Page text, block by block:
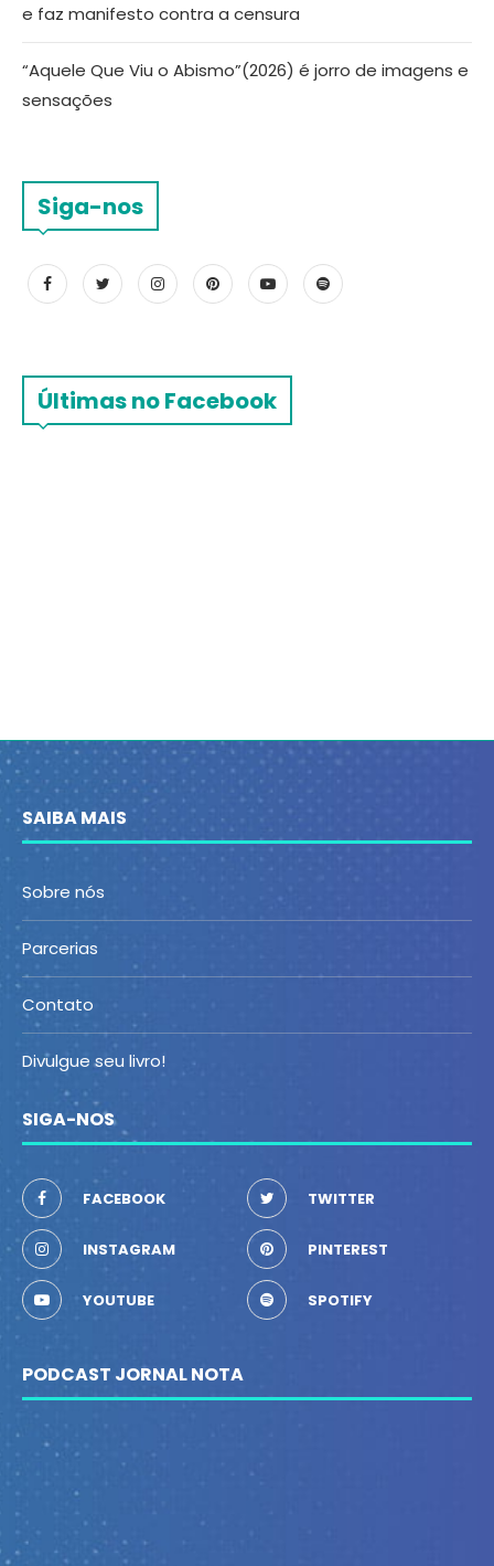
e faz manifesto contra a censura
“Aquele Que Viu o Abismo”(2026) é jorro de imagens e
sensações
Siga-nos
Últimas no Facebook
SAIBA MAIS
Sobre nós
Parcerias
Contato
Divulgue seu livro!
SIGA-NOS
FACEBOOK TWITTER
INSTAGRAM PINTEREST
YOUTUBE SPOTIFY
PODCAST JORNAL NOTA